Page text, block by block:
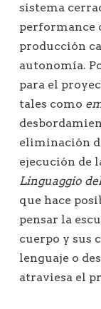
sistema
performance
producción
autonomía.
para el
tales como e
eliminación
ejecución de
Linguaggio
que hace
pensar la
cuerpo y sus
lenguaje o
atraviesa el